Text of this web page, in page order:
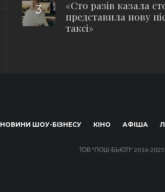
«Сто разів казала
представила нову
таксі»
НОВИНИ ШОУ-БІЗНЕСУ КІНО АФІША
ТОВ "ПОШ-БЬЮТІ" 2016-2025